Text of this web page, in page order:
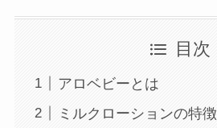
目次
アロベビーとは
ミルクローションの特徴